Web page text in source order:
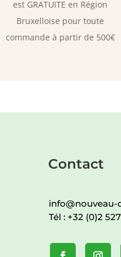
est GRATUITE en Région
Bruxelloise pour toute
commande à partir de 500€
Contact
info@nouveau-
Tél : +32 (0)2